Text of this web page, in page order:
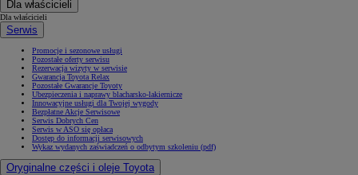
Dla właścicieli
Dla właścicieli
Serwis
Promocje i sezonowe usługi
Pozostałe oferty serwisu
Rezerwacja wizyty w serwisie
Gwarancja Toyota Relax
Pozostałe Gwarancje Toyoty
Ubezpieczenia i naprawy blacharsko-lakiernicze
Innowacyjne usługi dla Twojej wygody
Bezpłatne Akcje Serwisowe
Serwis Dobrych Cen
Serwis w ASO się opłaca
Dostęp do informacji serwisowych
Wykaz wydanych zaświadczeń o odbytym szkoleniu (pdf)
Oryginalne części i oleje Toyota